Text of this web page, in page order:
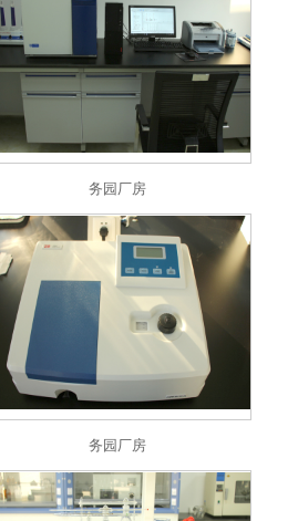
务园厂房
务园厂房